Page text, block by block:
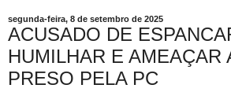
segunda-feira, 8 de setembro de 2025
ACUSADO DE
HUMILHAR E AMEAÇAR
PRESO PELA PC